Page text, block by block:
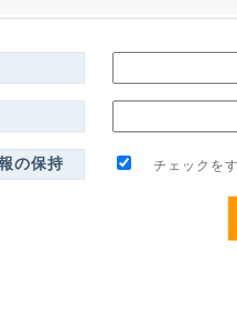
の保持 チェックをす